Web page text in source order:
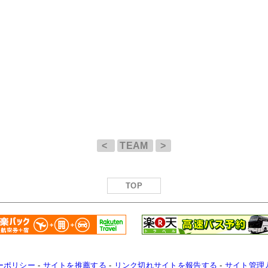
< TEAM >
TOP
ポリシー - サイトを推薦する - リンク切れサイトを報告する - サイト管理